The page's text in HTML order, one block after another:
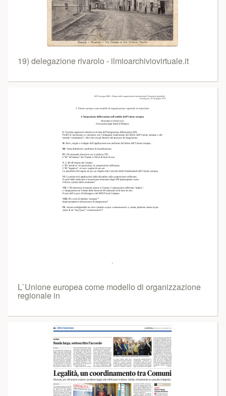
19) delegazione rivarolo - ilmioarchiviovirtuale.it
L`Unione europea come modello di organizzazione
regionale in